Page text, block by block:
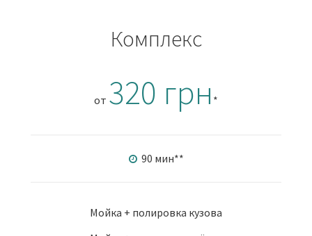
Комплекс
от 320 грн *
90 мин**
Мойка + полировка кузова